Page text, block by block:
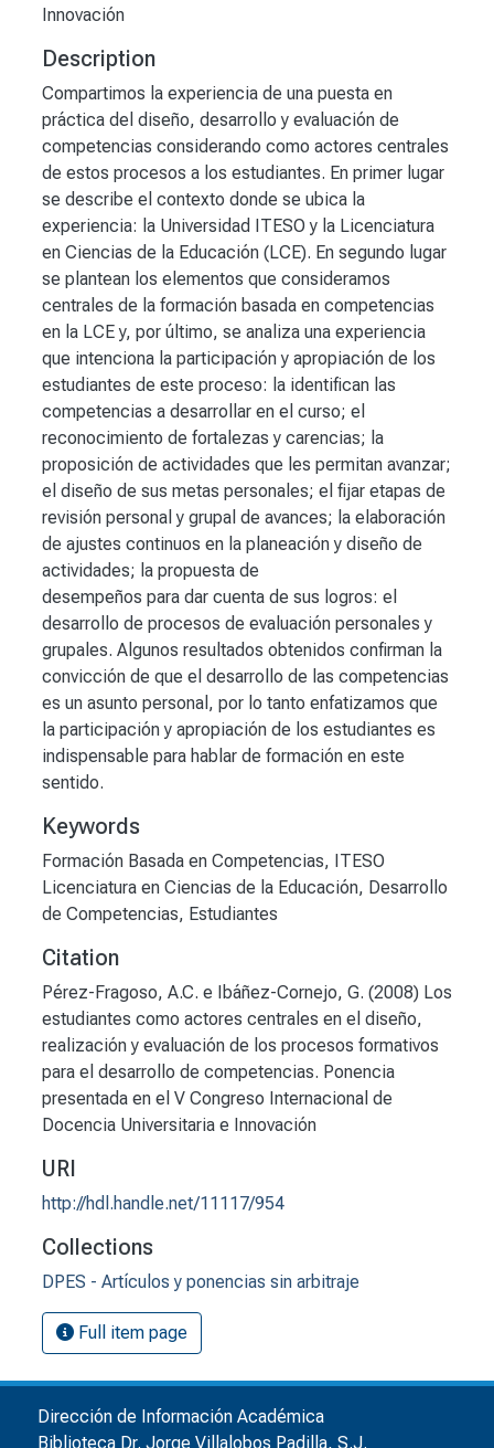
Innovación
Description
Compartimos la experiencia de una puesta en
práctica del diseño, desarrollo y evaluación de
competencias considerando como actores centrales
de estos procesos a los estudiantes. En primer lugar
se describe el contexto donde se ubica la
experiencia: la Universidad ITESO y la Licenciatura
en Ciencias de la Educación (LCE). En segundo lugar
se plantean los elementos que consideramos
centrales de la formación basada en competencias
en la LCE y, por último, se analiza una experiencia
que intenciona la participación y apropiación de los
estudiantes de este proceso: la identifican las
competencias a desarrollar en el curso; el
reconocimiento de fortalezas y carencias; la
proposición de actividades que les permitan avanzar;
el diseño de sus metas personales; el fijar etapas de
revisión personal y grupal de avances; la elaboración
de ajustes continuos en la planeación y diseño de
actividades; la propuesta de
desempeños para dar cuenta de sus logros: el
desarrollo de procesos de evaluación personales y
grupales. Algunos resultados obtenidos confirman la
convicción de que el desarrollo de las competencias
es un asunto personal, por lo tanto enfatizamos que
la participación y apropiación de los estudiantes es
indispensable para hablar de formación en este
sentido.
Keywords
Formación Basada en Competencias, ITESO
Licenciatura en Ciencias de la Educación, Desarrollo
de Competencias, Estudiantes
Citation
Pérez-Fragoso, A.C. e Ibáñez-Cornejo, G. (2008) Los
estudiantes como actores centrales en el diseño,
realización y evaluación de los procesos formativos
para el desarrollo de competencias. Ponencia
presentada en el V Congreso Internacional de
Docencia Universitaria e Innovación
URI
http://hdl.handle.net/11117/954
Collections
DPES - Artículos y ponencias sin arbitraje
Full item page
Dirección de Información Académica
Biblioteca Dr. Jorge Villalobos Padilla, S.J.